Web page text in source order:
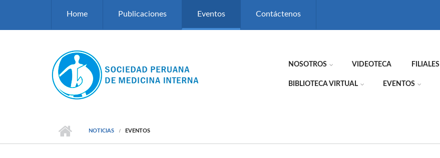
Home Publicaciones Eventos Contáctenos
NOSOTROS VIDEOTECA FILIALES
BIBLIOTECA VIRTUAL EVENTOS
NOTICIAS EVENTOS